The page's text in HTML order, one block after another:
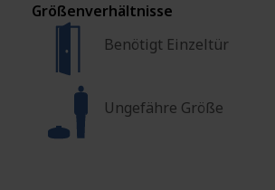
Größenverhältnisse
Benötigt Einzeltür
Ungefähre Größe